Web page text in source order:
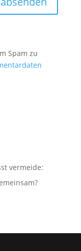
Spam zu
vermeide: